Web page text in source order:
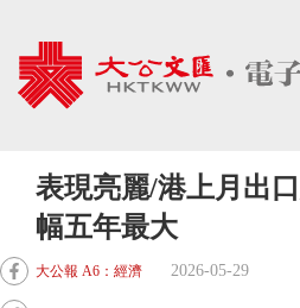
表現亮麗/港上月出
幅五年最大
大公報 A6：經濟 2026-05-29